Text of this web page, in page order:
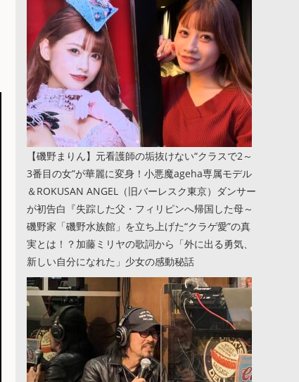
【磯野まりん】元看護師の垢抜けない“クラスで2～
3番目の女”が華麗に変身！小悪魔ageha専属モデル
＆ROKUSAN ANGEL（旧バーレスク東京）ダンサー
が初告白『失踪した父・フィリピンへ帰国した母～
磯野家「磯野水族館」を立ち上げた“クラゲ愛”の真
実とは！？加藤ミリヤの歌詞から「外に出る勇気、
新しい自分になれた」少女の感動秘話